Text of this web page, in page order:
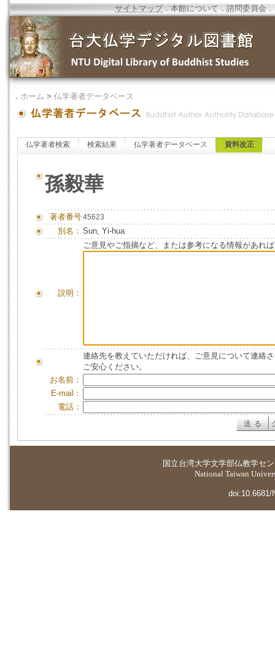
サイトマップ．本館について ．諮問委員会 ．
． ホーム > 仏学著者データベース
仏学著者検索 検索結果 仏学著者データベース 資料改正
孫毅華
著者番号45623
別名： Sun, Yi-hua
説明：
ご意見やご指摘など、または参考になる情報があれ
連絡先を教えていただければ、ご意見について連絡
ご安心ください。
お名前：
E-mail：
電話：
国立台湾大学文学部仏教学セ
National Taiwan
doi:10.6681/